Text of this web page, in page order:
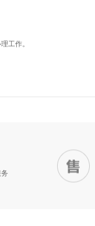
工作。